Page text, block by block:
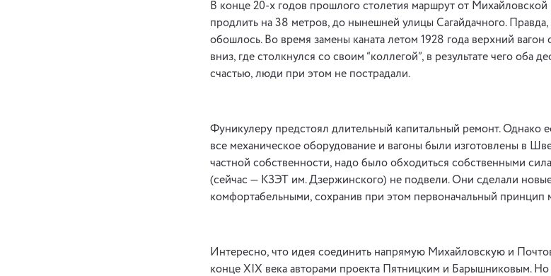
В конце 20-х годов прошлого столетия маршрут от
продлить на 38 метров, до нынешней улицы Сагайдачного.
обошлось. Во время замены каната летом 1928 года верхний
вниз, где столкнулся со своим “коллегой”, в результате чего оба
счастью, люди при этом не пострадали.
Фуникулеру предстоял длительный капитальный ремонт. Однако
все механическое оборудование и вагоны были изготовлены в
частной собственности, надо было обходиться собственными
(сейчас — КЗЭТ им. Дзержинского) не подвели. Они сделали
комфортабельными, сохранив при этом первоначальный принцип
Интересно, что идея соединить напрямую Михайловскую и
конце XIX века авторами проекта Пятницким и Барышниковым. Но